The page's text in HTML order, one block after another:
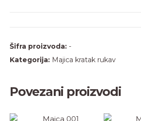
Šifra proizvoda: -
Kategorija: Majica kratak rukav
Povezani proizvodi
Ovaj
Ovaj